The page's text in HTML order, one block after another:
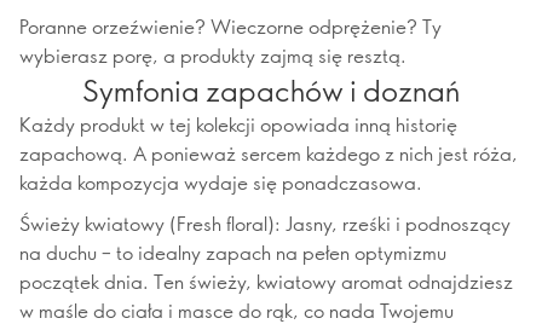
Poranne orzeźwienie? Wieczorne odprężenie? Ty
wybierasz porę, a produkty zajmą się resztą.
Symfonia zapachów i doznań
Każdy produkt w tej kolekcji opowiada inną historię
zapachową. A ponieważ sercem każdego z nich jest róża,
każda kompozycja wydaje się ponadczasowa.
Świeży kwiatowy (Fresh floral): Jasny, rześki i podnoszący
na duchu – to idealny zapach na pełen optymizmu
początek dnia. Ten świeży, kwiatowy aromat odnajdziesz
w maśle do ciała i masce do rąk, co nada Twojemu